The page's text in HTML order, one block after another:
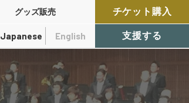
グッズ販売
Japanese English
チケット購入
支援する